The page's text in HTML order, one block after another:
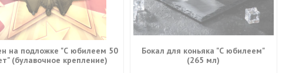
на подложке "С юбилеем 50
(булавочное крепление)
Бокал для коньяка "С юбилеем"
(265 мл)